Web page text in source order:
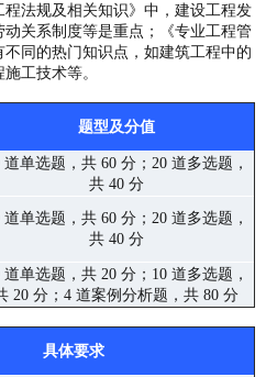
法规及相关知识》中，建设工程发
关系制度等是重点；《专业工程管
同的热门知识点，如建筑工程中的
工技术等。
题型及分值
道单选题，共 60 分；20 道多选题，
共 40 分
道单选题，共 60 分；20 道多选题，
共 40 分
道单选题，共 20 分；10 道多选题，
20 分；4 道案例分析题，共 80 分
具体要求